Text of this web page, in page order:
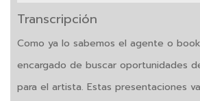
Transcripción
Como ya lo sabemos el agente o
encargado de buscar oportunidades
para el artista. Estas presentaciones